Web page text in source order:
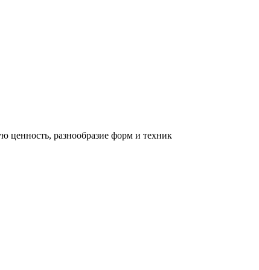
ценность, разнообразие форм и техник